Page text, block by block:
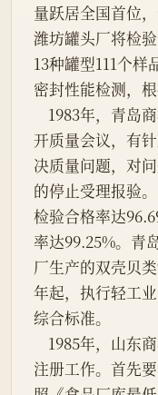
量跃居全国首位
潍坊罐头厂将检
13种罐型111个样
密封性能检测，
开质量会议，有
决质量问题，对
的停止受理报验
检验合格率达
率达99.25%。青
厂生产的双壳贝
年起，执行轻工
综合标准。
注册工作。首先